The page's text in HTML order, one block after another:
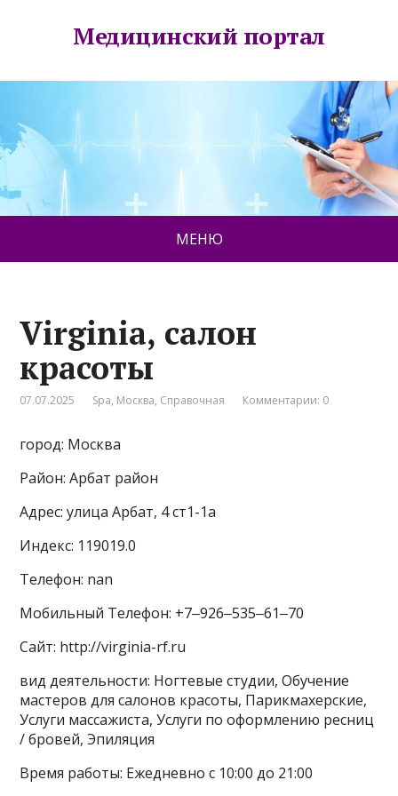
Медицинский портал
МЕНЮ
Virginia, салон
красоты
07.07.2025 Spa, Москва, Справочная Комментарии: 0
город: Москва
Район: Арбат район
Адрес: улица Арбат, 4 ст1-1а
Индекс: 119019.0
Телефон: nan
Мобильный Телефон: +7‒926‒535‒61‒70
Сайт: http://virginia-rf.ru
вид деятельности: Ногтевые студии, Обучение
мастеров для салонов красоты, Парикмахерские,
Услуги массажиста, Услуги по оформлению ресниц
/ бровей, Эпиляция
Время работы: Ежедневно с 10:00 до 21:00